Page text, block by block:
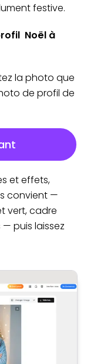
festive.
Noël à
la photo que
de profil de
et effets,
convient —
vert, cadre
puis laissez